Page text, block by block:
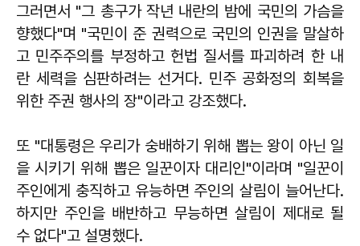
그러면서 "그 총구가 작년 내란의 밤에 국민의 가슴을
향했다"며 "국민이 준 권력으로 국민의 인권을 말살하
고 민주주의를 부정하고 헌법 질서를 파괴하려 한 내
란 세력을 심판하려는 선거다. 민주 공화정의 회복을
위한 주권 행사의 장"이라고 강조했다.
또 "대통령은 우리가 숭배하기 위해 뽑는 왕이 아닌 일
을 시키기 위해 뽑은 일꾼이자 대리인"이라며 "일꾼이
주인에게 충직하고 유능하면 주인의 살림이 늘어난다.
하지만 주인을 배반하고 무능하면 살림이 제대로 될
수 없다"고 설명했다.